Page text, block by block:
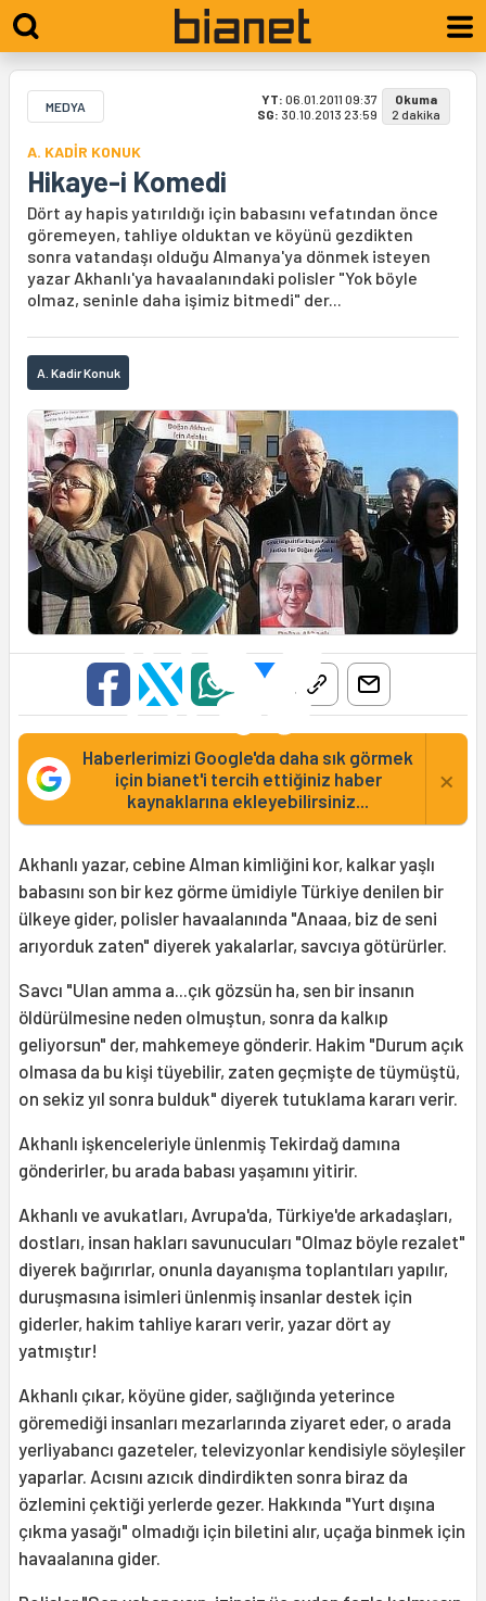
MEDYA YT: 06.01.2011 09:37
SG: 30.10.2013 23:59
Okuma
2 dakika
A. KADİR KONUK
Hikaye-i Komedi
Dört ay hapis yatırıldığı için babasını vefatından önce
göremeyen, tahliye olduktan ve köyünü gezdikten
sonra vatandaşı olduğu Almanya'ya dönmek isteyen
yazar Akhanlı'ya havaalanındaki polisler "Yok böyle
olmaz, seninle daha işimiz bitmedi" der...
A. Kadir Konuk
Haberlerimizi Google'da daha sık görmek
için bianet'i tercih ettiğiniz haber
kaynaklarına ekleyebilirsiniz...
×
Akhanlı yazar, cebine Alman kimliğini kor, kalkar yaşlı
babasını son bir kez görme ümidiyle Türkiye denilen bir
ülkeye gider, polisler havaalanında "Anaaa, biz de seni
arıyorduk zaten" diyerek yakalarlar, savcıya götürürler.
Savcı "Ulan amma a...çık gözsün ha, sen bir insanın
öldürülmesine neden olmuştun, sonra da kalkıp
geliyorsun" der, mahkemeye gönderir. Hakim "Durum açık
olmasa da bu kişi tüyebilir, zaten geçmişte de tüymüştü,
on sekiz yıl sonra bulduk" diyerek tutuklama kararı verir.
Akhanlı işkenceleriyle ünlenmiş Tekirdağ damına
gönderirler, bu arada babası yaşamını yitirir.
Akhanlı ve avukatları, Avrupa'da, Türkiye'de arkadaşları,
dostları, insan hakları savunucuları "Olmaz böyle rezalet"
diyerek bağırırlar, onunla dayanışma toplantıları yapılır,
duruşmasına isimleri ünlenmiş insanlar destek için
giderler, hakim tahliye kararı verir, yazar dört ay
yatmıştır!
Akhanlı çıkar, köyüne gider, sağlığında yeterince
göremediği insanları mezarlarında ziyaret eder, o arada
yerliyabancı gazeteler, televizyonlar kendisiyle söyleşiler
yaparlar. Acısını azıcık dindirdikten sonra biraz da
özlemini çektiği yerlerde gezer. Hakkında "Yurt dışına
çıkma yasağı" olmadığı için biletini alır, uçağa binmek için
havaalanına gider.